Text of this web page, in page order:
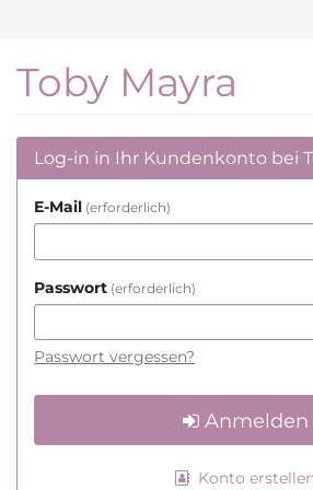
Inhalt
springen
Toby Mayra
Log-in in Ihr Kundenkonto bei
E-Mail erforderlich
Passwort erforderlich
Passwort vergessen?
Anmelden
Konto erstellen